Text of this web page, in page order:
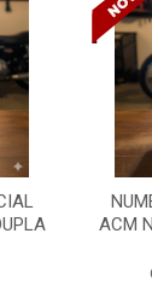
ACM